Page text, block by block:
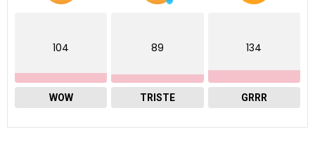
104
WOW
89
TRISTE
134
GRRR